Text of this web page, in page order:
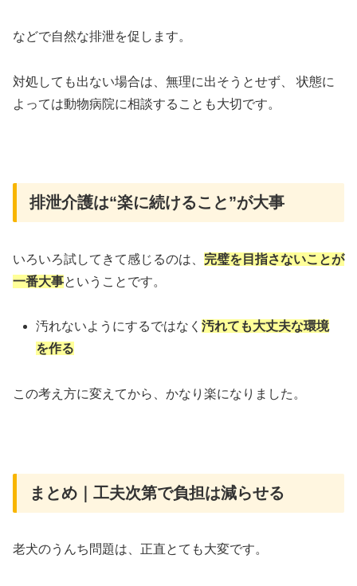
などで自然な排泄を促します。
対処しても出ない場合は、無理に出そうとせず、 状態に
よっては動物病院に相談することも大切です。
排泄介護は“楽に続けること”が大事
いろいろ試してきて感じるのは、 完璧を目指さないことが
一番大事ということです。
汚れないようにするではなく汚れても大丈夫な環境
を作る
この考え方に変えてから、かなり楽になりました。
まとめ｜工夫次第で負担は減らせる
老犬のうんち問題は、正直とても大変です。